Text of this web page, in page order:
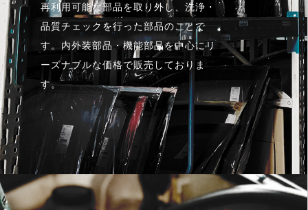
再利用可能な部品を取り外し、洗浄・
品質チェックを行った部品のことで
す。内外装部品・機能部品を中心にリ
ーズナブルな価格で販売しておりま
す。